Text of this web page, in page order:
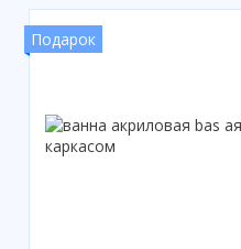
Подарок